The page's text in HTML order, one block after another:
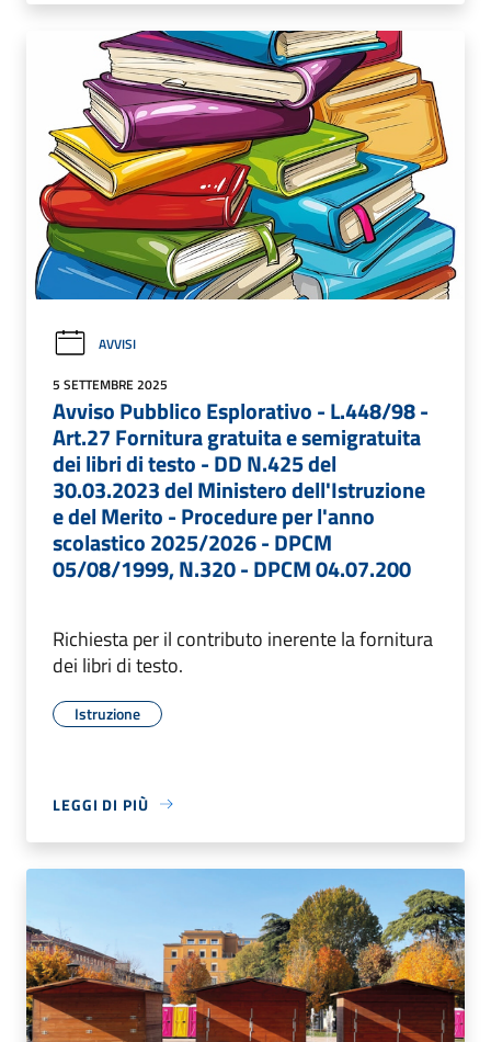
AVVISI
5 SETTEMBRE 2025
Avviso Pubblico Esplorativo - L.448/98 -
Art.27 Fornitura gratuita e semigratuita
dei libri di testo - DD N.425 del
30.03.2023 del Ministero dell'Istruzione
e del Merito - Procedure per l'anno
scolastico 2025/2026 - DPCM
05/08/1999, N.320 - DPCM 04.07.200
Richiesta per il contributo inerente la fornitura
dei libri di testo.
Istruzione
LEGGI DI PIÙ